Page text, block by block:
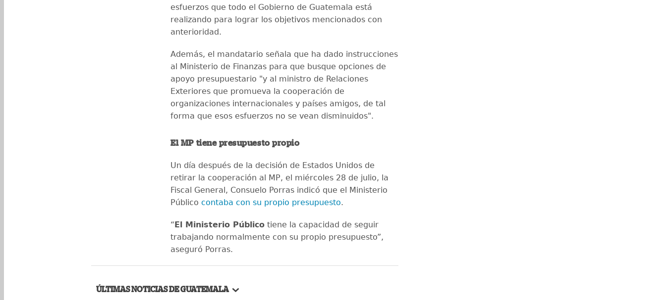
esfuerzos que todo el Gobierno de Guatemala está
realizando para lograr los objetivos mencionados con
anterioridad.
Además, el mandatario señala que ha dado instrucciones
al Ministerio de Finanzas para que busque opciones de
apoyo presupuestario "y al ministro de Relaciones
Exteriores que promueva la cooperación de
organizaciones internacionales y países amigos, de tal
forma que esos esfuerzos no se vean disminuidos".
El MP tiene presupuesto propio
Un día después de la decisión de Estados Unidos de
retirar la cooperación al MP, el miércoles 28 de julio, la
Fiscal General, Consuelo Porras indicó que el Ministerio
Público contaba con su propio presupuesto.
“El Ministerio Público tiene la capacidad de seguir
trabajando normalmente con su propio presupuesto”,
aseguró Porras.
ÚLTIMAS NOTICIAS DE GUATEMALA